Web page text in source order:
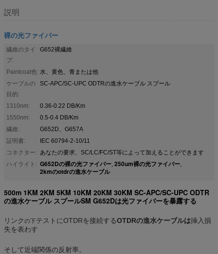
説明
裸の光ファイバー
繊維のタイ
プ:
G652裸繊維
Paintcoat色: 水、黄色、青または他
ケーブルの
目的:
SC-APC/SC-UPC ODTRの進水ケーブル スプール
1310nm:
0.36-0.22 DB/Km
1550nm:
0.5-0.4 DB/Km
繊維:
G652D、G657A
証明書:
IEC 60794-2-10/11
コネクター: あなたの要求、SC/LC/FC/ST等によって加えることができます
ハイライト: G652Dの裸の光ファイバー, 250um裸の光ファイバー,
2kmのotdrの進水ケーブル
500m 1KM 2KM 5KM 10KM 20KM 30KM SC-APC/SC-UPC ODTR
の進水ケーブル スプールSM G652Dは光ファイバーを暴露する
リンクの下テストにOTDRを接続するOTDRの進水ケーブルは挿入損
失を表わす
そして近端関係の反射率。